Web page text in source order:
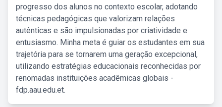
progresso dos alunos no contexto escolar, adotando
técnicas pedagógicas que valorizam relações
autênticas e são impulsionadas por criatividade e
entusiasmo. Minha meta é guiar os estudantes em sua
trajetória para se tornarem uma geração excepcional,
utilizando estratégias educacionais reconhecidas por
renomadas instituições acadêmicas globais -
fdp.aau.edu.et.